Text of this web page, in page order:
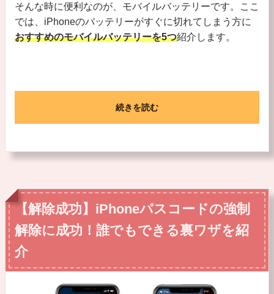
そんな時に便利なのが、モバイルバッテリーです。ここ
では、iPhoneのバッテリーがすぐに切れてしまう方に
おすすめのモバイルバッテリーを5つ紹介します。
続きを読む
【解除成功】iPhoneパスコードの強制
解除に成功！誰でもできる裏ワザを紹
介